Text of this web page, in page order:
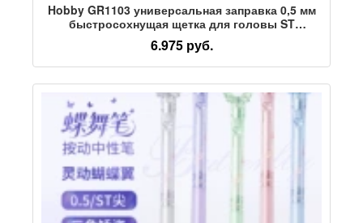
Hobby GR1103 универсальная заправка 0,5 мм
быстросохнущая щетка для головы ST
вопросы нажмите на заправку для написания
студенческих экзаменов
6.975 руб.